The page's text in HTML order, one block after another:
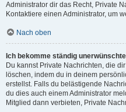
Administrator dir das Recht, Private
Kontaktiere einen Administrator, um
Nach oben
Ich bekomme ständig
Du kannst Private Nachrichten, die
löschen, indem du in deinem
erstellst. Falls du belästigende
du dies auch einem Administrator
Mitglied dann verbieten, Private